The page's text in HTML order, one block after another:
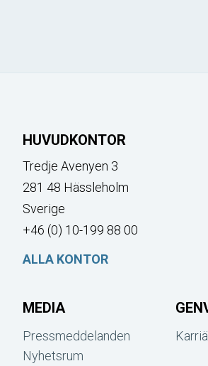
HUVUDKONTOR
Tredje Avenyen 3
281 48 Hässleholm
Sverige
+46 (0) 10-199 88 00
ALLA KONTOR
MEDIA
Pressmeddelanden
Nyhetsrum